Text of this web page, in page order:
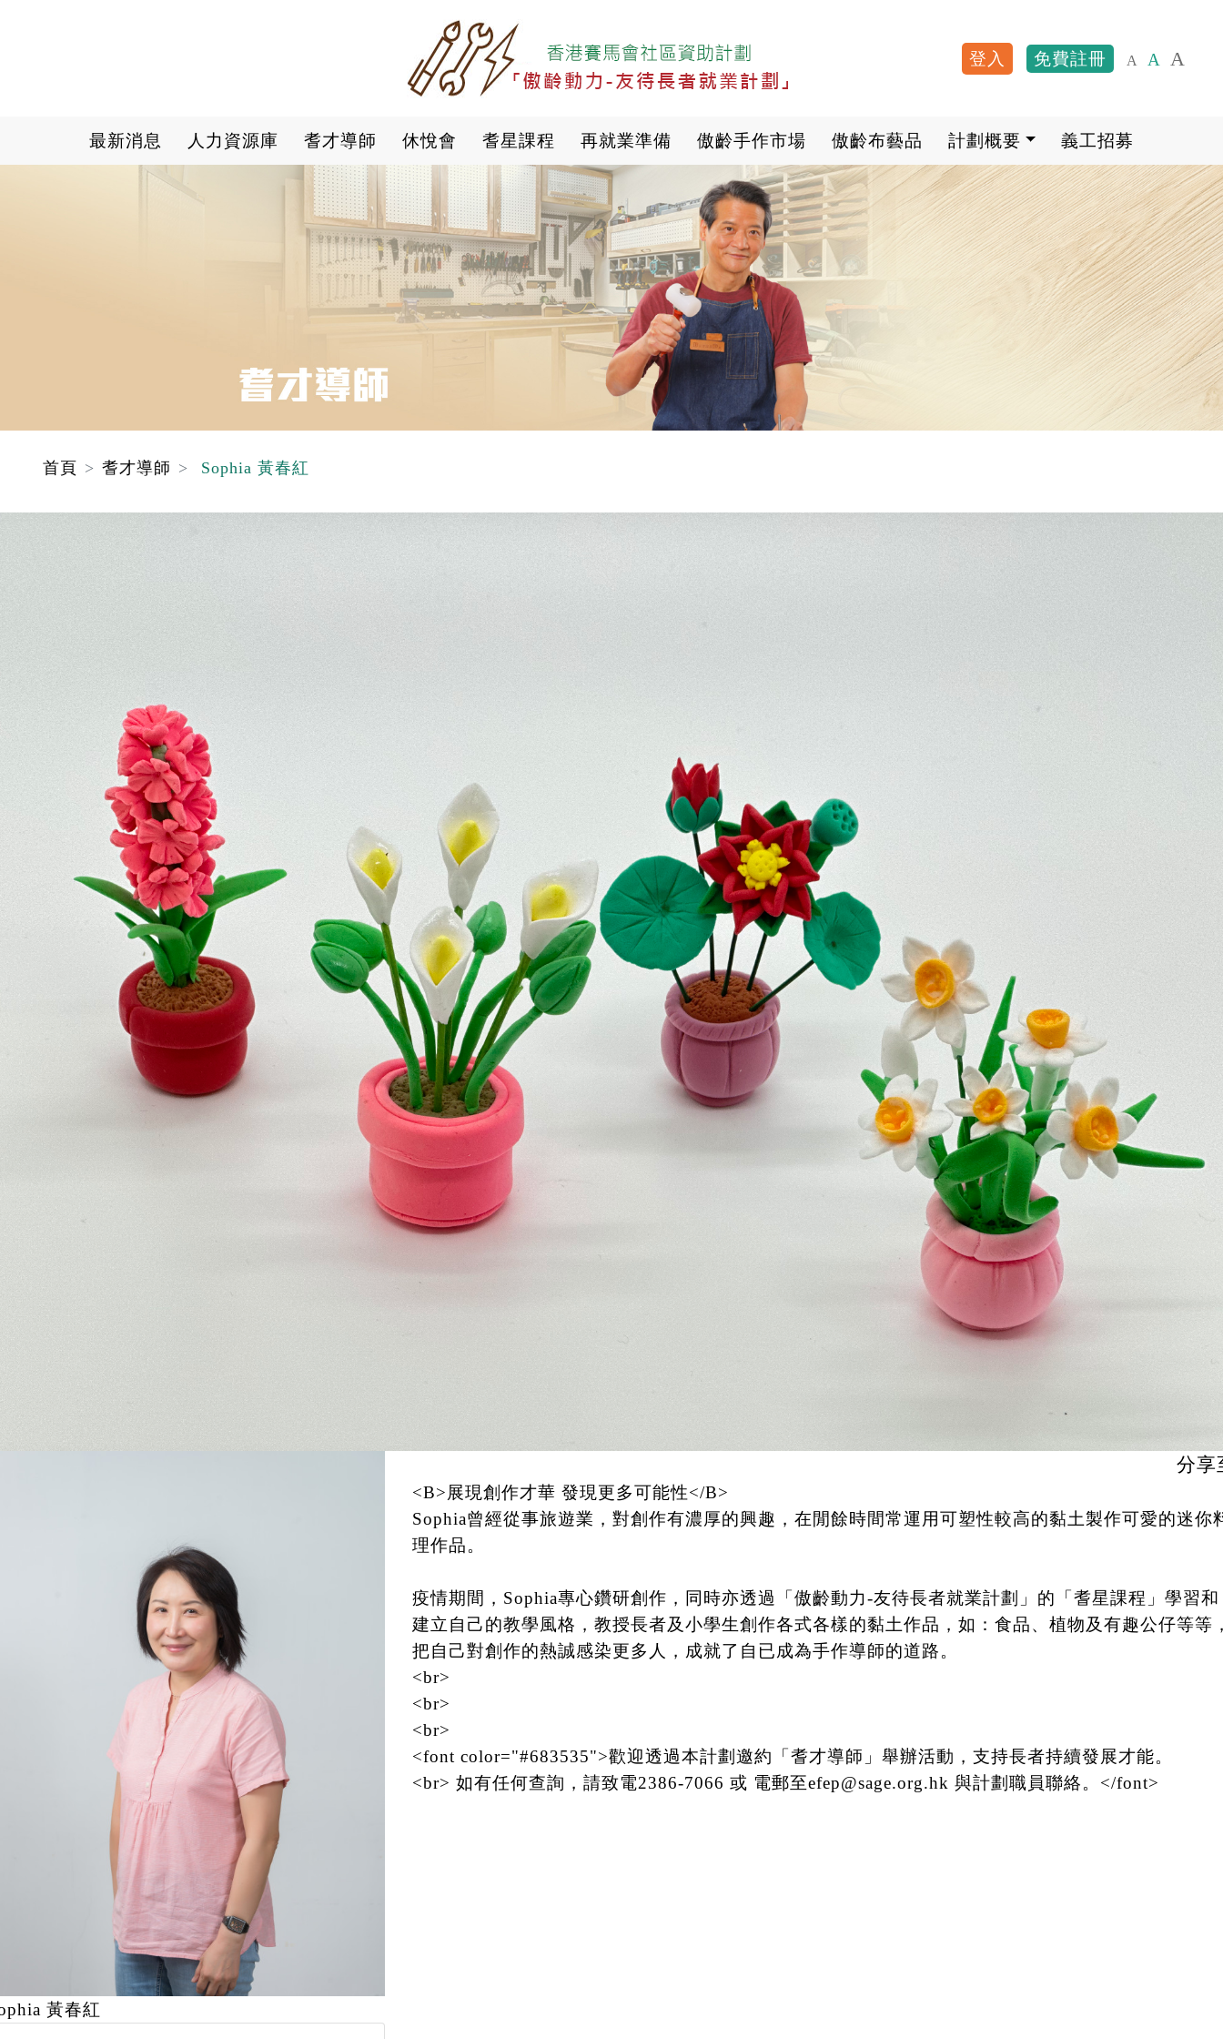
主
內
User account
登入 免費註冊 A A A
Main navigation
最新消息 人力資源庫 耆才導師 休悅會 耆星課程 再就業準備 傲齡手作市場 傲齡布藝品 計劃概要 義工招募
首頁 耆才導師 Sophia 黃春紅
黃春紅
分享
<B>展現創作才華 發現更多可能性</B>
Sophia曾經從事旅遊業，對創作有濃厚的興趣，在閒餘時間常運用可塑性較高的黏土製作可愛的迷你
理作品。
疫情期間，Sophia專心鑽研創作，同時亦透過「傲齡動力-友待長者就業計劃」的「耆星課程」學習和
建立自己的教學風格，教授長者及小學生創作各式各樣的黏土作品，如：食品、植物及有趣公仔等等
把自己對創作的熱誠感染更多人，成就了自已成為手作導師的道路。
<br>
<br>
<br>
<font color="#683535">歡迎透過本計劃邀約「耆才導師」舉辦活動，支持長者持續發展才能。
<br> 如有任何查詢，請致電2386-7066 或 電郵至efep@sage.org.hk 與計劃職員聯絡。</font>